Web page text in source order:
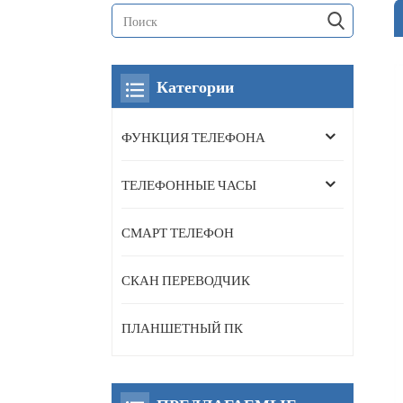
Категории
ФУНКЦИЯ ТЕЛЕФОНА
ТЕЛЕФОННЫЕ ЧАСЫ
СМАРТ ТЕЛЕФОН
СКАН ПЕРЕВОДЧИК
ПЛАНШЕТНЫЙ ПК